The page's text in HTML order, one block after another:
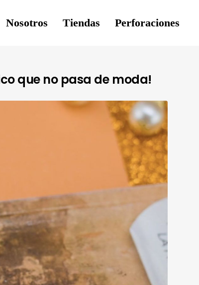
Nosotros Tiendas Perforaciones
que no pasa de moda!